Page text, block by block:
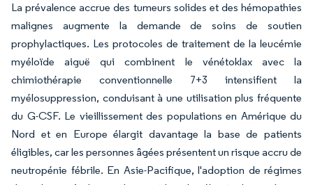
La prévalence accrue des tumeurs solides et des hémopathies
malignes augmente la demande de soins de soutien
prophylactiques. Les protocoles de traitement de la leucémie
myéloïde aiguë qui combinent le vénétoklax avec la
chimiothérapie conventionnelle 7+3 intensifient la
myélosuppression, conduisant à une utilisation plus fréquente
du G-CSF. Le vieillissement des populations en Amérique du
Nord et en Europe élargit davantage la base de patients
éligibles, car les personnes âgées présentent un risque accru de
neutropénie fébrile. En Asie-Pacifique, l'adoption de régimes